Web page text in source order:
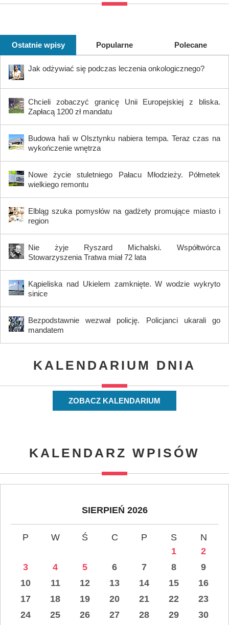
Ostatnie wpisy Popularne Polecane
Jak odżywiać się podczas leczenia onkologicznego?
Chcieli zobaczyć granicę Unii Europejskiej z bliska.
Zapłacą 1200 zł mandatu
Budowa hali w Olsztynku nabiera tempa. Teraz czas na
wykończenie wnętrza
Nowe życie stuletniego Pałacu Młodzieży. Półmetek
wielkiego remontu
Elbląg szuka pomysłów na gadżety promujące miasto i
region
Nie żyje Ryszard Michalski. Współtwórca
Stowarzyszenia Tratwa miał 72 lata
Kąpieliska nad Ukielem zamknięte. W wodzie wykryto
sinice
Bezpodstawnie wezwał policję. Policjanci ukarali go
mandatem
KALENDARIUM DNIA
ZOBACZ KALENDARIUM
KALENDARZ WPISÓW
SIERPIEŃ 2026
P W Ś C P S
N
1
2
3
4 5 6 7 8
9
10
11 12 13 14 15
16
17
18 19 20 21 22
23
24
25 26 27 28 29
30